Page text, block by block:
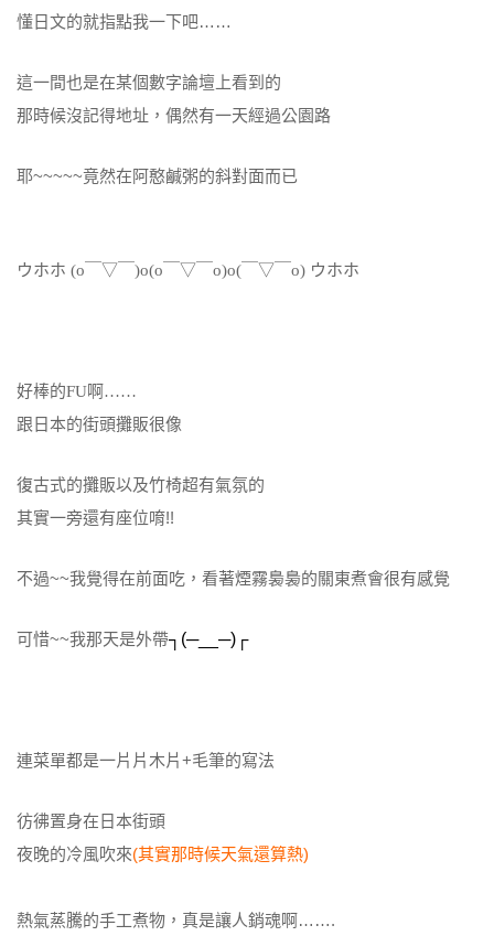
懂日文的就指點我一下吧……
這一間也是在某個數字論壇上看到的
那時候沒記得地址，偶然有一天經過公園路
耶~~~~~竟然在阿憨鹹粥的斜對面而已
ウホホ (o ▽ )o(o ▽ o)o( ▽ o) ウホホ
好棒的FU啊……
跟日本的街頭攤販很像
復古式的攤販以及竹椅超有氣氛的
其實一旁還有座位唷!!
不過~~我覺得在前面吃，看著煙霧裊裊的關東煮會很有感覺
可惜~~我那天是外帶┐(─__─)┌
連菜單都是一片片木片+毛筆的寫法
彷彿置身在日本街頭
夜晚的冷風吹來(其實那時候天氣還算熱)
熱氣蒸騰的手工煮物，真是讓人銷魂啊…….